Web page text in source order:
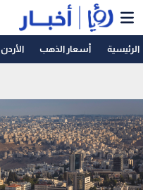
الرئيسية أسعار الذهب الأردن